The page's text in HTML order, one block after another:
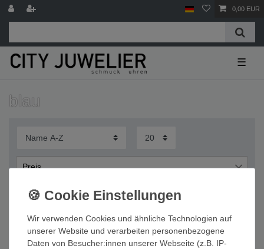
0,00 EUR
☰
blau
Preis
― €
Übernehmen
Wir verwenden Cookies und ähnliche Technologien auf
unserer Website und verarbeiten personenbezogene
Daten von Besucher:innen unserer Webseite (z.B. IP-